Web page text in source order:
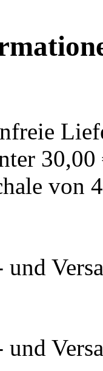
von
und
und